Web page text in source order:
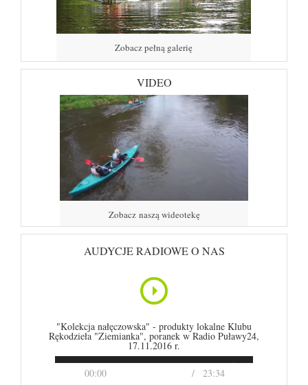
Zobacz pełną galerię
VIDEO
Zobacz naszą wideotekę
AUDYCJE RADIOWE O NAS
00:00 23:34
"Kolekcja nałęczowska" - produkty lokalne Klubu
Rękodzieła "Ziemianka", poranek w Radio Puławy24,
17.11.2016 r.